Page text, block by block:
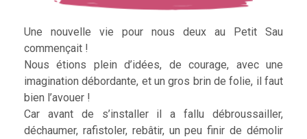
Une nouvelle vie pour nous deux au Petit Sau
commençait !
Nous étions plein d’idées, de courage, avec une
imagination débordante, et un gros brin de folie, il faut
bien l’avouer !
Car avant de s’installer il a fallu débroussailler,
déchaumer, rafistoler, rebâtir, un peu finir de démolir